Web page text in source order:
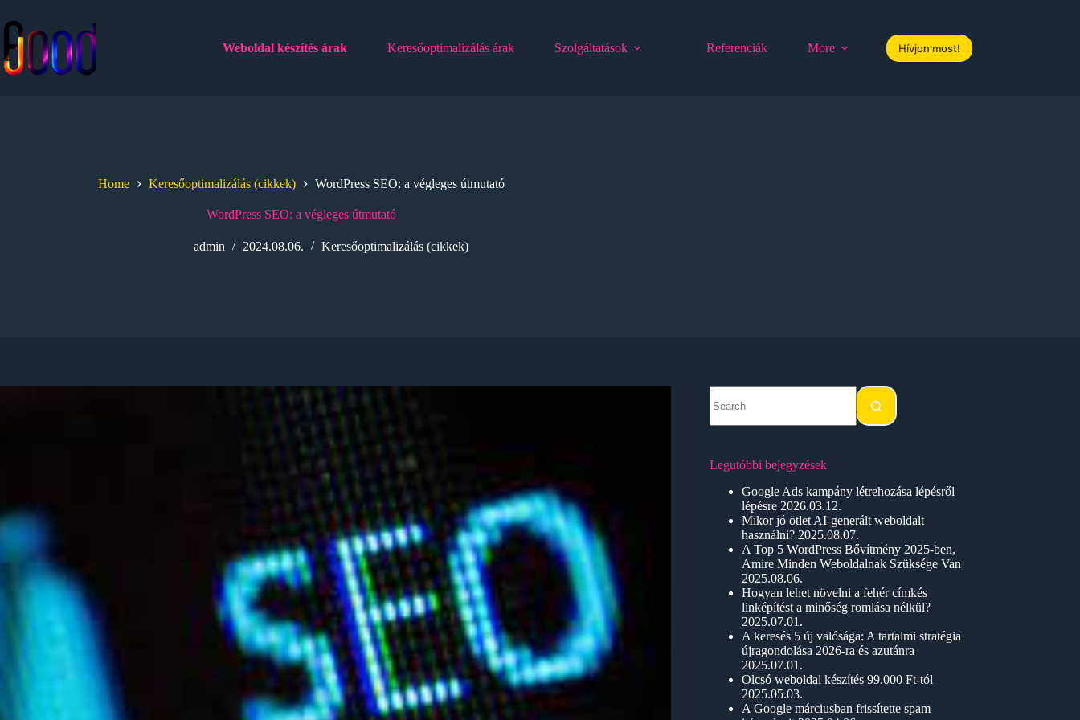
to
content
Weboldal készítés árak
Keresőoptimalizálás árak Szolgáltatások Referenciák More Hívjon most!
Home Keresőoptimalizálás (cikkek) WordPress SEO: a végleges útmutató
WordPress SEO: a végleges útmutató
admin 2024.08.06. Keresőoptimalizálás (cikkek)
results
Legutóbbi bejegyzések
Google Ads kampány létrehozása lépésről
lépésre 2026.03.12.
Mikor jó ötlet AI-generált weboldalt
használni? 2025.08.07.
A Top 5 WordPress Bővítmény 2025-ben,
Amire Minden Weboldalnak Szüksége Van
2025.08.06.
Hogyan lehet növelni a fehér címkés
linképítést a minőség romlása nélkül?
2025.07.01.
A keresés 5 új valósága: A tartalmi stratégia
újragondolása 2026-ra és azutánra
2025.07.01.
Olcsó weboldal készítés 99.000 Ft-tól
2025.05.03.
A Google márciusban frissítette spam